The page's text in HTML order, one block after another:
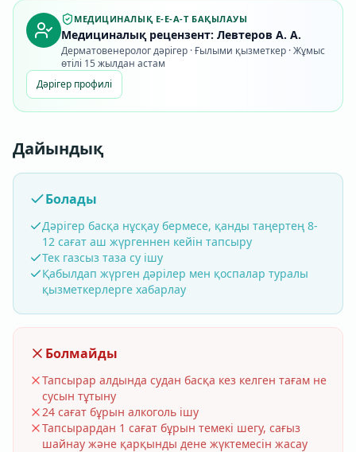
МЕДИЦИНАЛЫҚ E-E-A-T БАҚЫЛАУЫ
Медициналық рецензент: Левтеров А. А.
Дерматовенеролог дәрігер · Ғылыми қызметкер · Жұмыс
өтілі 15 жылдан астам
Дәрігер профилі
Дайындық
Болады
Дәрігер басқа нұсқау бермесе, қанды таңертең 8-
12 сағат аш жүргеннен кейін тапсыру
Тек газсыз таза су ішу
Қабылдап жүрген дәрілер мен қоспалар туралы
қызметкерлерге хабарлау
Болмайды
Тапсырар алдында судан басқа кез келген тағам не
сусын тұтыну
24 сағат бұрын алкоголь ішу
Тапсырардан 1 сағат бұрын темекі шегу, сағыз
шайнау және қарқынды дене жүктемесін жасау